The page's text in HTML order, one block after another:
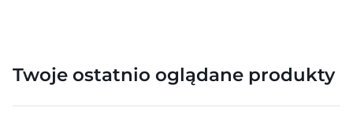
Twoje ostatnio oglądane produkty